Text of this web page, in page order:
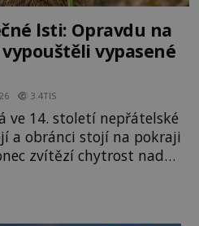
lsti: Opravdu na
vypasené
3.4TIS
ve 14. století nepřátelské
a obránci stojí na pokraji
zvítězí chytrost nad
německé legendy vypustí
živeného králíka, aby